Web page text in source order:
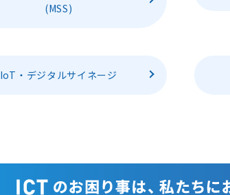
(MSS)
IoT・デジタルサイネージ